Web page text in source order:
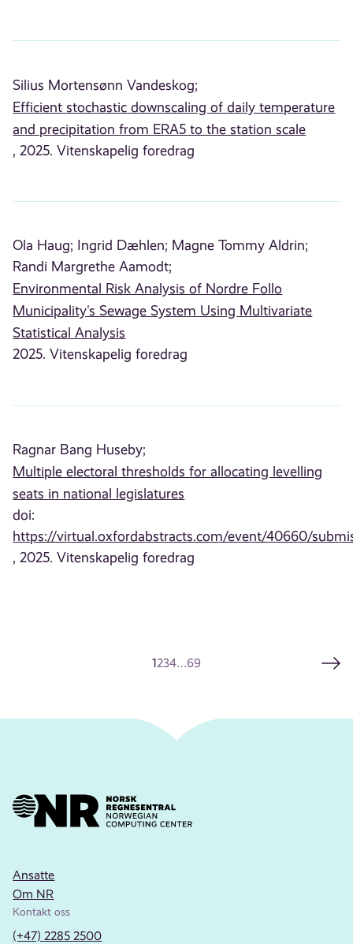
Silius Mortensønn Vandeskog;
Efficient stochastic downscaling of daily temperature
and precipitation from ERA5 to the station scale
, 2025. Vitenskapelig foredrag
Ola Haug; Ingrid Dæhlen; Magne Tommy Aldrin;
Randi Margrethe Aamodt;
Environmental Risk Analysis of Nordre Follo
Municipality's Sewage System Using Multivariate
Statistical Analysis
2025. Vitenskapelig foredrag
Ragnar Bang Huseby;
Multiple electoral thresholds for allocating levelling
seats in national legislatures
doi:
https://virtual.oxfordabstracts.com/event/40660/
, 2025. Vitenskapelig foredrag
1234…69
Ansatte
Om NR
Kontakt oss
(+47) 2285 2500